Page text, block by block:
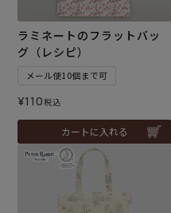
ラミネートのフラットバッ
グ（レシピ）
メール便10個まで可
¥110税込
カートに入れる